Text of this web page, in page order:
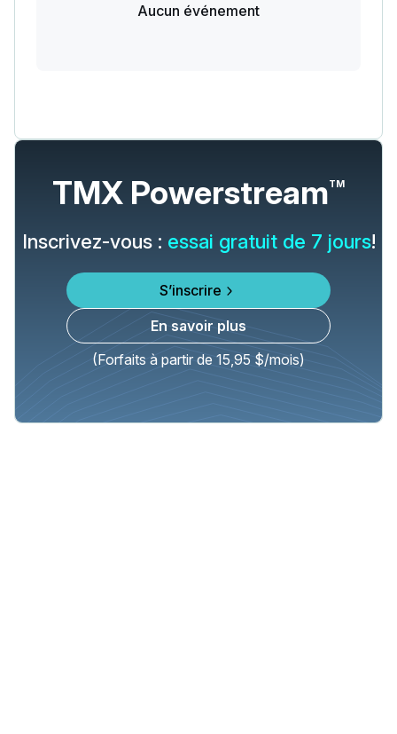
Aucun événement
TMX PowerstreamTM
Inscrivez-vous : essai gratuit de 7 jours!
S’inscrire
En savoir plus
(Forfaits à partir de 15,95 $/mois)